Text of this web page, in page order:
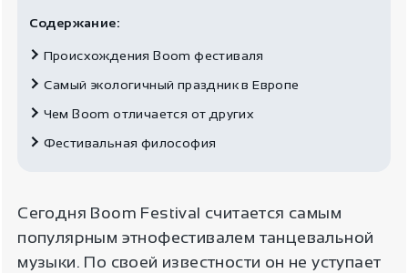
Содержание:
Происхождения Boom фестиваля
Самый экологичный праздник в Европе
Чем Boom отличается от других
Фестивальная философия
Сегодня Boom Festival считается самым
популярным этнофестивалем танцевальной
музыки. По своей известности он не уступает